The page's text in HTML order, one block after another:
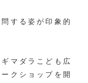
する姿が印象的
マダラこども広
クショップを開